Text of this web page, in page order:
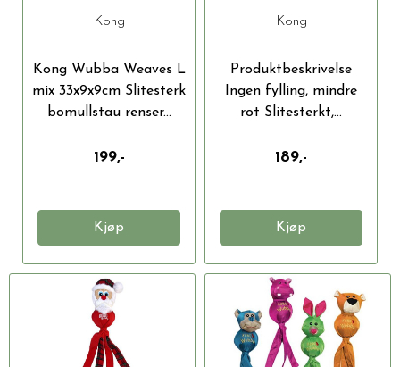
33X9X9CM
Kong
Kong Wubba Weaves L
mix 33x9x9cm Slitesterk
bomullstau renser...
199,-
Kjøp
Kong
Produktbeskrivelse
Ingen fylling, mindre
rot Slitesterkt,...
189,-
Kjøp